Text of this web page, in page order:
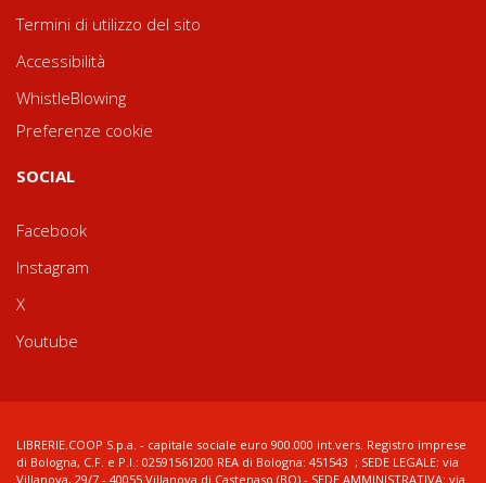
Termini di utilizzo del sito
Accessibilità
WhistleBlowing
Preferenze cookie
SOCIAL
Facebook
Instagram
X
Youtube
LIBRERIE.COOP S.p.a. - capitale sociale euro 900.000 int.vers. Registro imprese
di Bologna, C.F. e P.I.: 02591561200 REA di Bologna: 451543 ; SEDE LEGALE: via
Villanova, 29/7 - 40055 Villanova di Castenaso (BO) - SEDE AMMINISTRATIVA: via